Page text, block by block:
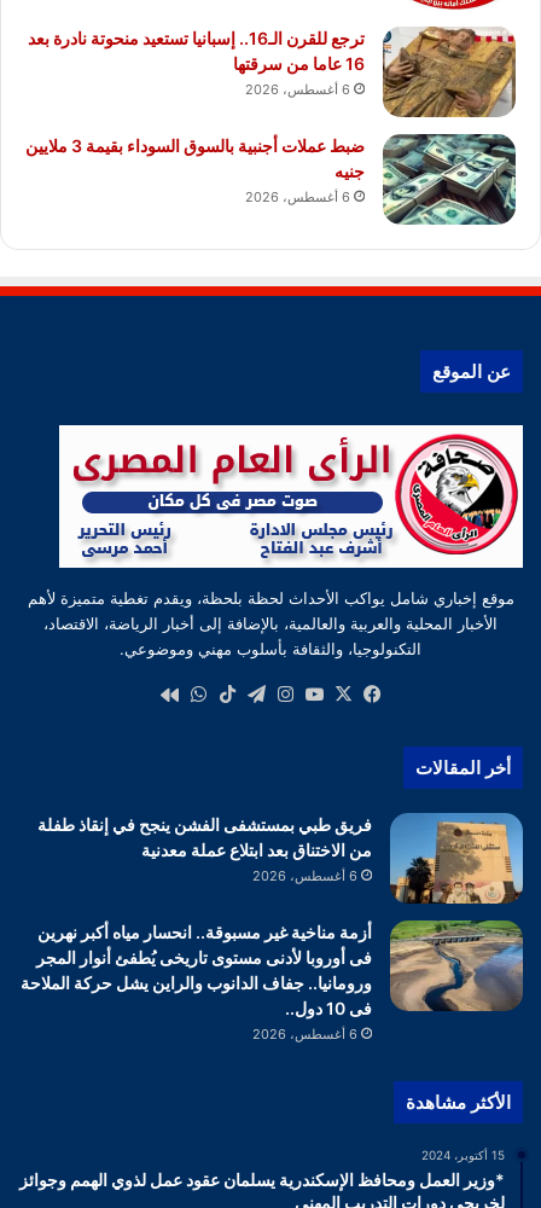
ترجع للقرن الـ16.. إسبانيا تستعيد منحوتة نادرة بعد
16 عاما من سرقتها
6 أغسطس، 2026
ضبط عملات أجنبية بالسوق السوداء بقيمة 3 ملايين
جنيه
6 أغسطس، 2026
عن الموقع
موقع إخباري شامل يواكب الأحداث لحظة بلحظة، ويقدم تغطية متميزة لأهم
الأخبار المحلية والعربية والعالمية، بالإضافة إلى أخبار الرياضة، الاقتصاد،
التكنولوجيا، والثقافة بأسلوب مهني وموضوعي.
فيسبوك
‫X
‫YouTube
انستقرام
تيلقرام‫TikTokواتساب
أخر المقالات
فريق طبي بمستشفى الفشن ينجح في إنقاذ طفلة
من الاختناق بعد ابتلاع عملة معدنية
6 أغسطس، 2026
أزمة مناخية غير مسبوقة.. انحسار مياه أكبر نهرين
فى أوروبا لأدنى مستوى تاريخى يُطفئ أنوار المجر
ورومانيا.. جفاف الدانوب والراين يشل حركة الملاحة
فى 10 دول..
6 أغسطس، 2026
الأكثر مشاهدة
15 أكتوبر، 2024
*وزير العمل ومحافظ الإسكندرية يسلمان عقود عمل لذوي الهمم وجوائز
لخريجي دورات التدريب المهني